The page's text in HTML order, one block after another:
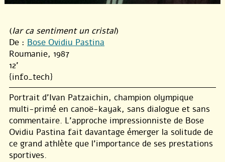
(Iar ca sentiment un cristal)
De : Bose Ovidiu Pastina
Roumanie, 1987
12'
{info_tech}
Portrait d’Ivan Patzaichin, champion olympique
multi-primé en canoë-kayak, sans dialogue et sans
commentaire. L’approche impressionniste de Bose
Ovidiu Pastina fait davantage émerger la solitude de
ce grand athlète que l’importance de ses prestations
sportives.